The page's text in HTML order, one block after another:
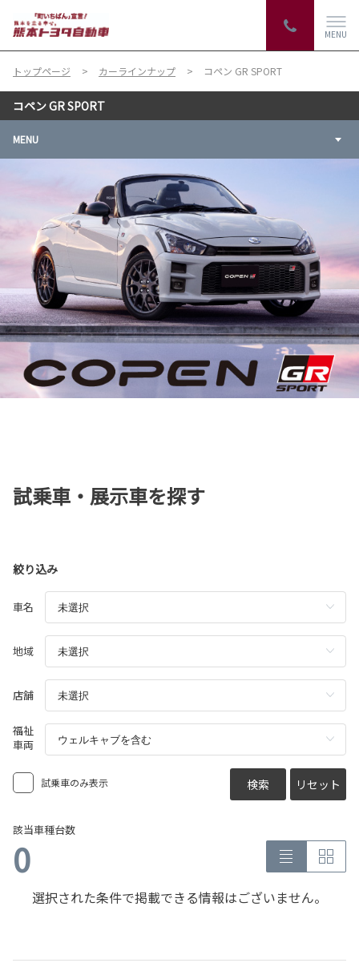
MENU
トップページ カーラインナップ コペン GR SPORT
コペン GR SPORT
MENU
試乗車・展示車を探す
絞り込み
車名
地域
店舗
福祉
車両
試乗車のみ表示 検索 リセット
該当車種台数
0
選択された条件で掲載できる情報はございません。